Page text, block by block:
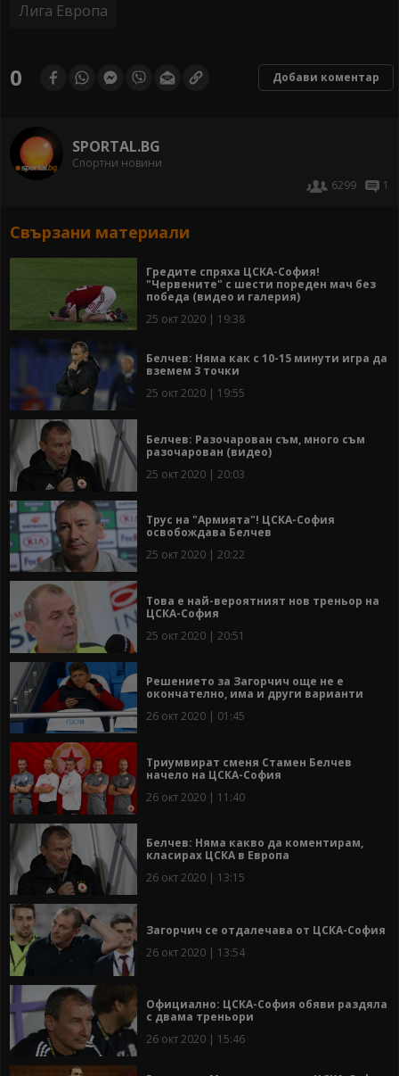
Лига Европа
0 Добави коментар
SPORTAL.BG
Спортни новини
6299
1
Свързани материали
Гредите спряха ЦСКА-София!
"Червените" с шести пореден мач без
победа (видео и галерия)
25 окт 2020 | 19:38
Белчев: Няма как с 10-15 минути игра да
вземем 3 точки
25 окт 2020 | 19:55
Белчев: Разочарован съм, много съм
разочарован (видео)
25 окт 2020 | 20:03
Трус на "Армията"! ЦСКА-София
освобождава Белчев
25 окт 2020 | 20:22
Това е най-вероятният нов треньор на
ЦСКА-София
25 окт 2020 | 20:51
Решението за Загорчич още не е
окончателно, има и други варианти
26 окт 2020 | 01:45
Триумвират сменя Стамен Белчев
начело на ЦСКА-София
26 окт 2020 | 11:40
Белчев: Няма какво да коментирам,
класирах ЦСКА в Европа
26 окт 2020 | 13:15
Загорчич се отдалечава от ЦСКА-София
26 окт 2020 | 13:54
Официално: ЦСКА-София обяви раздяла
с двама треньори
26 окт 2020 | 15:46